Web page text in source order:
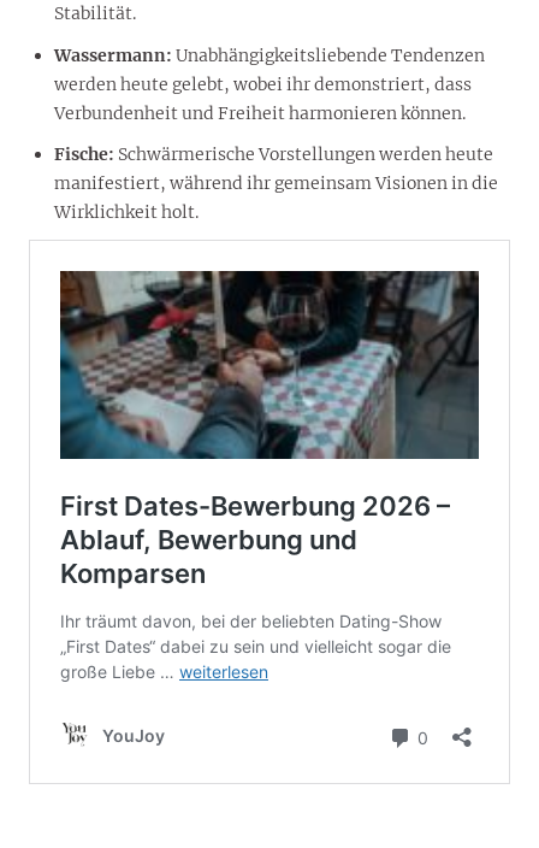
Stabilität.
Wassermann: Unabhängigkeitsliebende Tendenzen
werden heute gelebt, wobei ihr demonstriert, dass
Verbundenheit und Freiheit harmonieren können.
Fische: Schwärmerische Vorstellungen werden heute
manifestiert, während ihr gemeinsam Visionen in die
Wirklichkeit holt.